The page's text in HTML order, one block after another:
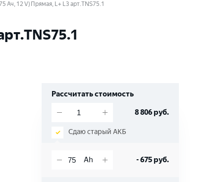
12 V) Прямая, L+ L3 арт.TNS75.1
Рассчитать стоимость
8 806руб.
Сдаю старый АКБ
-675руб.